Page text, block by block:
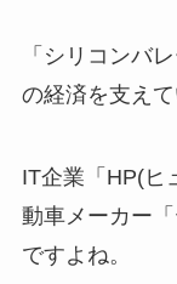
「シリコンバ
の経済を支え
IT企業「HP(ヒ
動車メーカー
ですよね。